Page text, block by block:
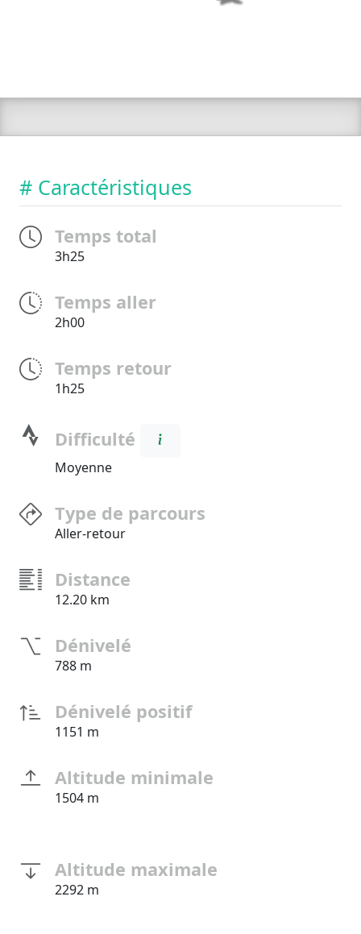
# Caractéristiques
Temps total
3h25
Temps aller
2h00
Temps retour
1h25
Difficulté
Moyenne
Type de parcours
Aller-retour
Distance
12.20 km
Dénivelé
788 m
Dénivelé positif
1151 m
Altitude minimale
1504 m
Altitude maximale
2292 m